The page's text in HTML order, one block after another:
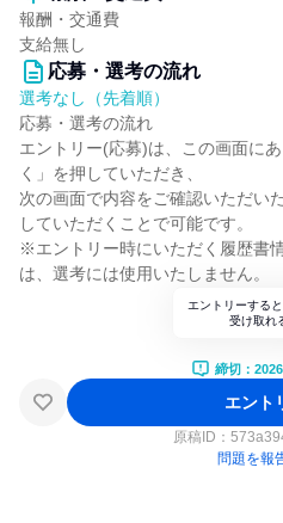
報酬・交通費
支給無し
応募・選考の流れ
選考なし（先着順）
応募・選考の流れ
エントリー(応募)は、この画面に
く」を押していただき、
次の画面で内容をご確認いただい
していただくことで可能です。
※エントリー時にいただく履歴書
は、選考には使用いたしません。
エントリーする
受け取れ
締切：
エント
原稿ID：
問題を報